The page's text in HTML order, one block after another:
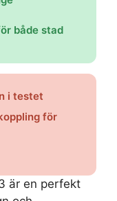
både stad
i testet
för
är en perfekt